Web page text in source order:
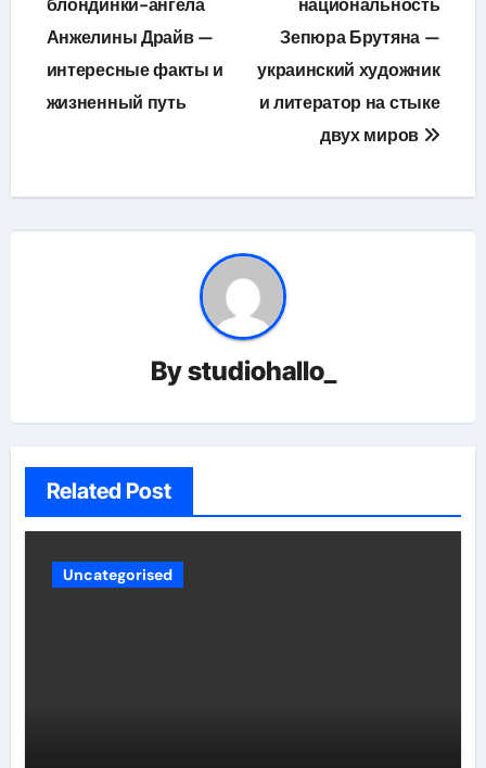
записям
блондинки-ангела
Анжелины Драйв —
интересные факты и
жизненный путь
национальность
Зепюра Брутяна —
украинский художник
и литератор на стыке
двух миров
Bystudiohallo_
Related Post
Uncategorised